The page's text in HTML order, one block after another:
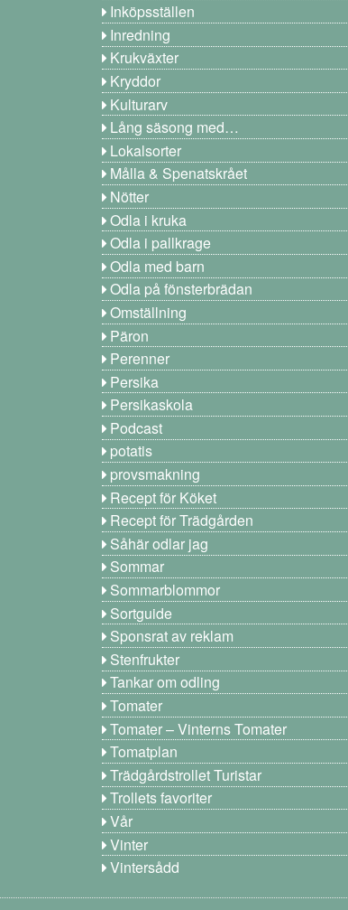
Inköpsställen
Inredning
Krukväxter
Kryddor
Kulturarv
Lång säsong med…
Lokalsorter
Målla & Spenatskrået
Nötter
Odla i kruka
Odla i pallkrage
Odla med barn
Odla på fönsterbrädan
Omställning
Päron
Perenner
Persika
Persikaskola
Podcast
potatis
provsmakning
Recept för Köket
Recept för Trädgården
Såhär odlar jag
Sommar
Sommarblommor
Sortguide
Sponsrat av reklam
Stenfrukter
Tankar om odling
Tomater
Tomater – Vinterns Tomater
Tomatplan
Trädgårdstrollet Turistar
Trollets favoriter
Vår
Vinter
Vintersådd